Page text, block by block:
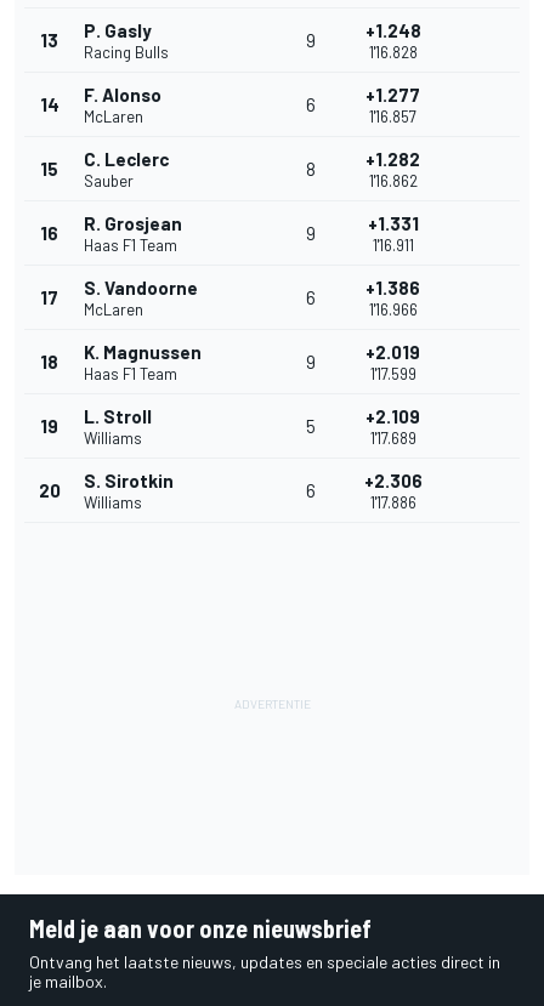
13 P. Gasly
Racing Bulls
9 +1.248
1'16.828
14 F. Alonso
McLaren
6 +1.277
1'16.857
15 C. Leclerc
Sauber
8 +1.282
1'16.862
16 R. Grosjean
Haas F1 Team
9 +1.331
1'16.911
17 S. Vandoorne
McLaren
6 +1.386
1'16.966
18 K. Magnussen
Haas F1 Team
9 +2.019
1'17.599
19 L. Stroll
Williams
5 +2.109
1'17.689
20 S. Sirotkin
Williams
6 +2.306
1'17.886
Meld je aan voor onze nieuwsbrief
Ontvang het laatste nieuws, updates en speciale acties direct in
je mailbox.